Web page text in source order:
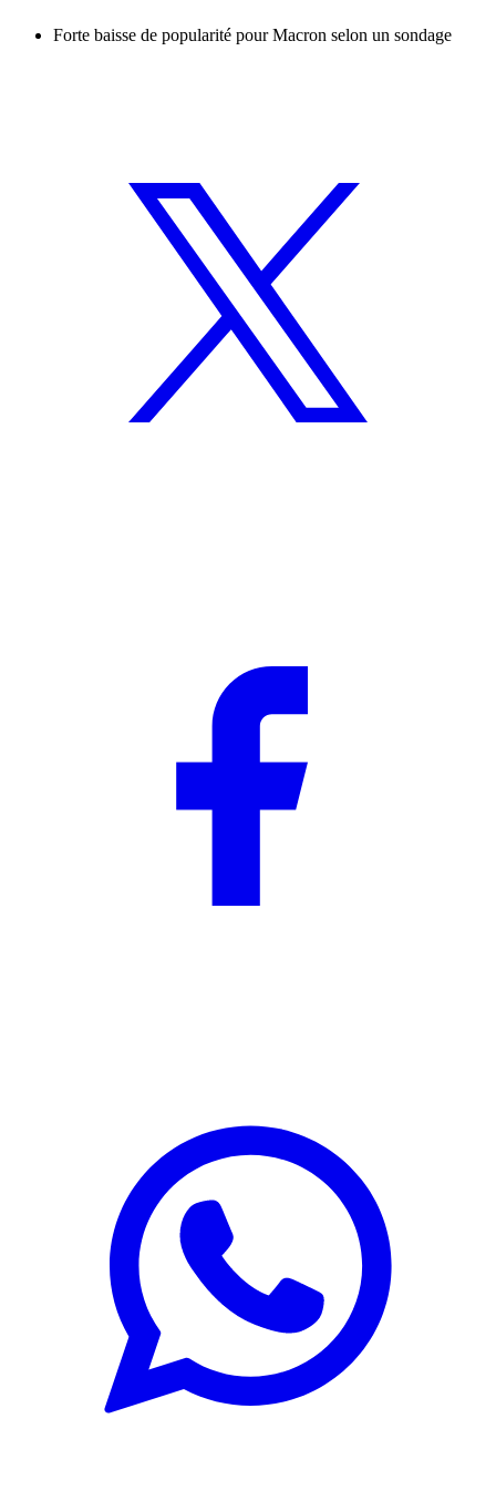
Forte baisse de popularité pour Macron selon un sondage